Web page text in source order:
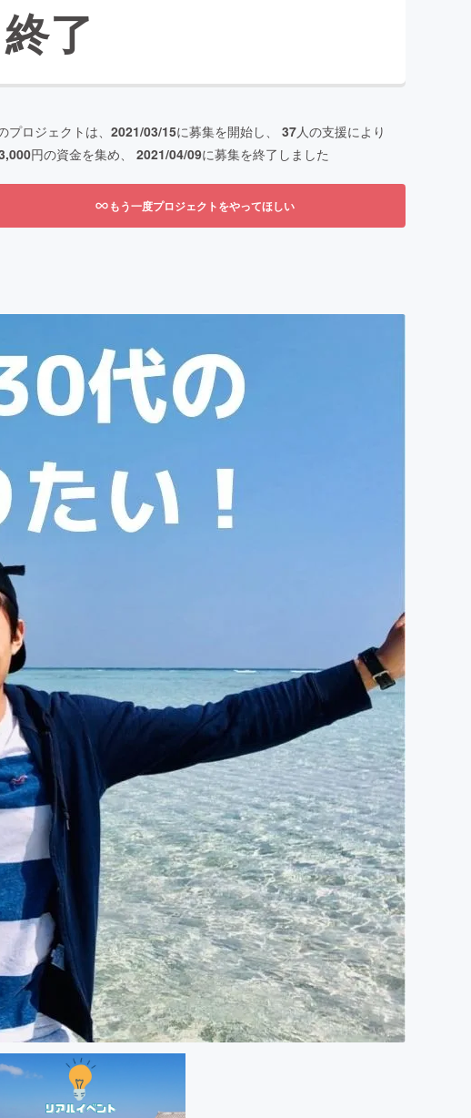
終了
プロジェクトは、 2021/03/15に募集を開始し、 37人の支援により
円の資金を集め、 2021/04/09に募集を終了しました
もう一度プロジェクトをやってほしい